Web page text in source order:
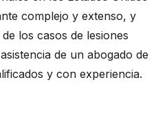
complejo y extenso, y
los casos de lesiones
de un abogado de
y con experiencia.